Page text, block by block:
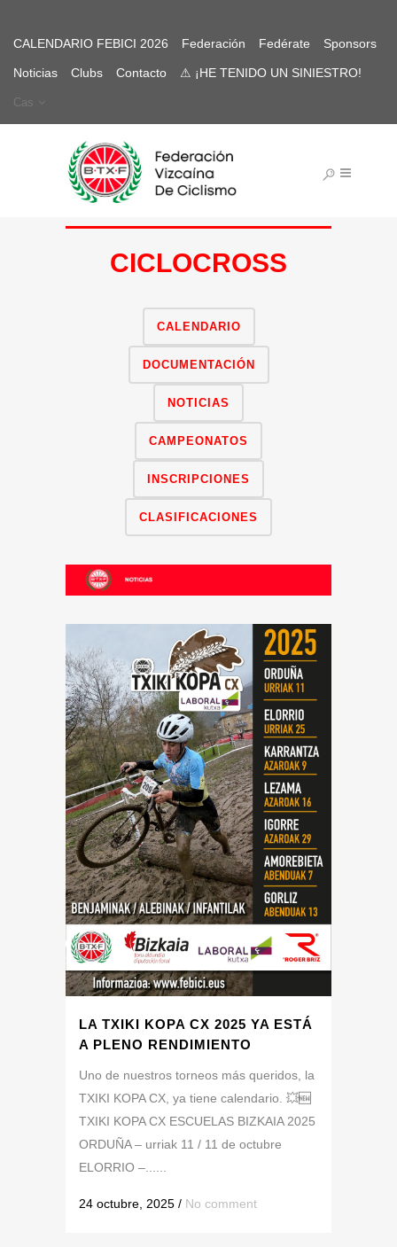
CALENDARIO FEBICI 2026 Federación Fedérate Sponsors
Noticias Clubs Contacto ⚠ ¡HE TENIDO UN SINIESTRO!
Cas
CICLOCROSS
CALENDARIO
DOCUMENTACIÓN
NOTICIAS
CAMPEONATOS
INSCRIPCIONES
CLASIFICACIONES
LA TXIKI KOPA CX 2025 YA ESTÁ
A PLENO RENDIMIENTO
Uno de nuestros torneos más queridos, la
TXIKI KOPA CX, ya tiene calendario. 💥🆕
TXIKI KOPA CX ESCUELAS BIZKAIA 2025
ORDUÑA – urriak 11 / 11 de octubre
ELORRIO –......
24 octubre, 2025 / No comment